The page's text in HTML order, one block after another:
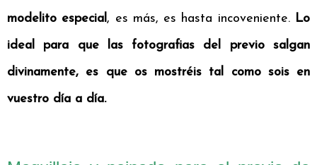
modelito especial, es más, es hasta incoveniente. Lo
ideal para que las fotografias del previo salgan
divinamente, es que os mostréis tal como sois en
vuestro día a día.